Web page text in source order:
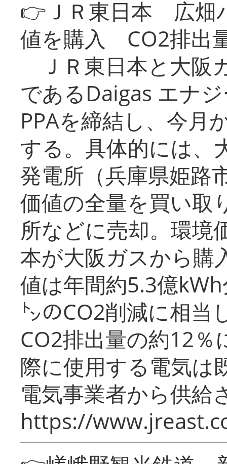
👉ＪＲ東日本 広畑
値を購入 CO2排出
ＪＲ東日本と大阪
であるDaigas エナ
PPAを締結し、今月
する。具体的には、
発電所（兵庫県姫路
価値の全量を買い取
所などに売却。環境
本が大阪ガスから購
値は年間約5.3億
㌧のCO2削減に相当
CO2排出量の約12％
際に使用する電気は
電気事業者から供給
https://